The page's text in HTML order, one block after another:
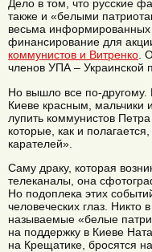
Дело в том, что русские
также и «белыми
весьма информированных
финансирование для
коммунистов и Витренко .
членов УПА – Украинской
Но вышло все по-другому.
Киеве красным, мальчики
лупить коммунистов
которые, как и
карателей».
Саму драку, которая
телеканалы, она
Но подоплека этих
человеческих глаз. Никто
называемые «белые
на поддержку в Киеве
на Крещатике, бросятся